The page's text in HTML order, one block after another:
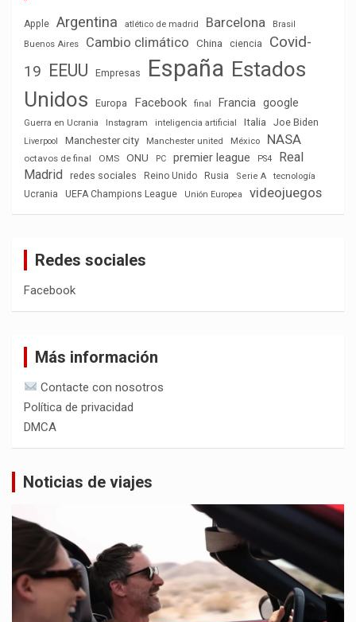
Apple Argentina atlético de madrid Barcelona
Brasil
Buenos Aires
Cambio climático China ciencia
Covid-
19 EEUU Empresas España Estados
Unidos
Europa Facebook final Francia google
Guerra en Ucrania Instagram inteligencia artificial Italia Joe Biden
Liverpool Manchester city Manchester united México NASA
octavos de final OMS ONU PC premier league PS4
Real
Madrid
redes sociales Reino Unido Rusia Serie A
tecnología
Ucrania
UEFA Champions League Unión Europea videojuegos
Redes sociales
Facebook
Más información
Contacte con nosotros
Política de privacidad
DMCA
Noticias de viajes